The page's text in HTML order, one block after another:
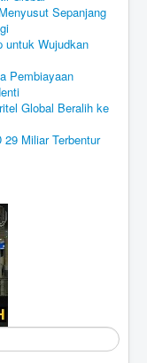
Sepanjang
untuk Wujudkan
Pembiayaan
Global Beralih ke
Miliar Terbentur